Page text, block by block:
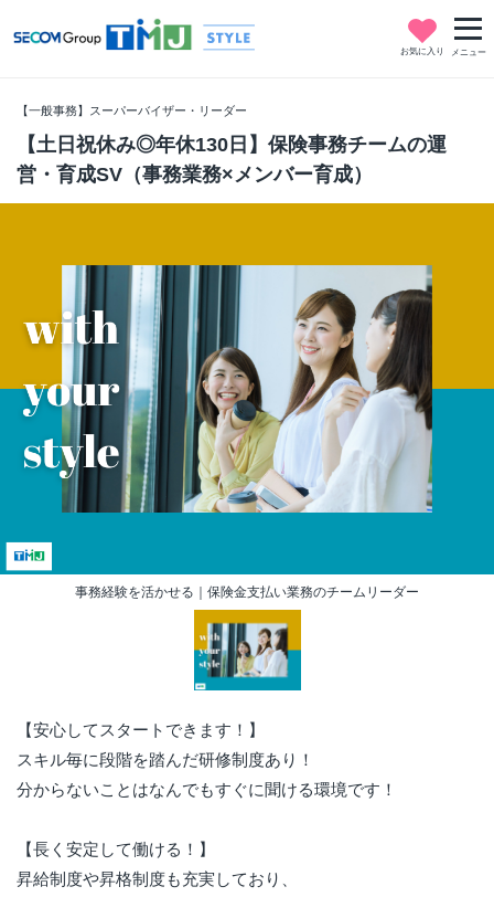
お気に入り メニュー
【一般事務】スーパーバイザー・リーダー
【土日祝休み◎年休130日】保険事務チームの運
営・育成SV（事務業務×メンバー育成）
事務経験を活かせる｜保険金支払い業務のチームリーダー
【安心してスタートできます！】
スキル毎に段階を踏んだ研修制度あり！
分からないことはなんでもすぐに聞ける環境です！
【長く安定して働ける！】
昇給制度や昇格制度も充実しており、